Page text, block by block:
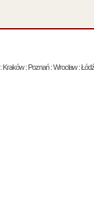
: Poznań : Wrocław :